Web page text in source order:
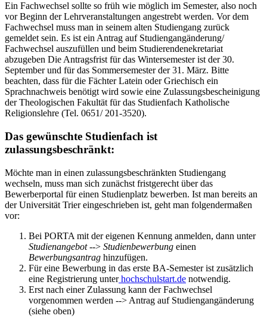
Ein Fachwechsel sollte so früh wie möglich im Semester, also noch
vor Beginn der Lehrveranstaltungen angestrebt werden. Vor dem
Fachwechsel muss man in seinem alten Studiengang zurück
gemeldet sein. Es ist ein Antrag auf Studiengangänderung/
Fachwechsel auszufüllen und beim Studierendenekretariat
abzugeben Die Antragsfrist für das Wintersemester ist der 30.
September und für das Sommersemester der 31. März. Bitte
beachten, dass für die Fächter Latein oder Griechisch ein
Sprachnachweis benötigt wird sowie eine Zulassungsbescheinigung
der Theologischen Fakultät für das Studienfach Katholische
Religionslehre (Tel. 0651/ 201-3520).
Das gewünschte Studienfach ist
zulassungsbeschränkt:
Möchte man in einen zulassungsbeschränkten Studiengang
wechseln, muss man sich zunächst fristgerecht über das
Bewerberportal für einen Studienplatz bewerben. Ist man bereits an
der Universität Trier eingeschrieben ist, geht man folgendermaßen
vor:
Bei PORTA mit der eigenen Kennung anmelden, dann unter
Studienangebot--> Studienbewerbung einen
Bewerbungsantrag hinzufügen.
Für eine Bewerbung in das erste BA-Semester ist zusätzlich
eine Registrierung unterhochschulstart.de notwendig.
Erst nach einer Zulassung kann der Fachwechsel
vorgenommen werden --> Antrag auf Studiengangänderung
(siehe oben)